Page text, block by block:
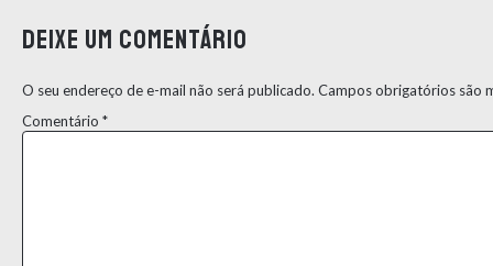
Deixe um comentário
O seu endereço de e-mail não será publicado. Campos obrigatórios são
Comentário *